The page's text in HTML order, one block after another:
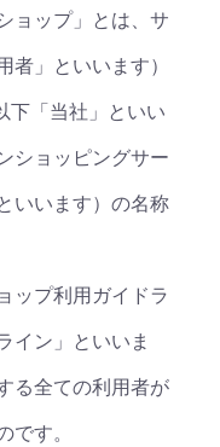
ョップ」とは、サ
者」といいます）
下「当社」といい
ショッピングサー
いいます）の名称
ップ利用ガイドラ
イン」といいま
る全ての利用者が
です。